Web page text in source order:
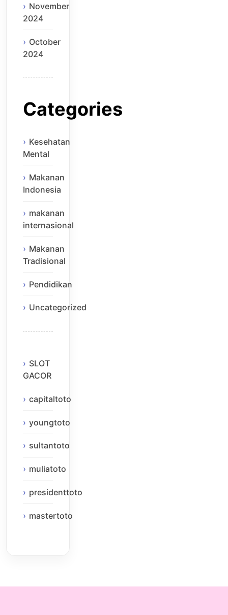
November
2024
October
2024
Categories
Kesehatan
Mental
Makanan
Indonesia
makanan
internasional
Makanan
Tradisional
Pendidikan
Uncategorized
SLOT
GACOR
capitaltoto
youngtoto
sultantoto
muliatoto
presidenttoto
mastertoto